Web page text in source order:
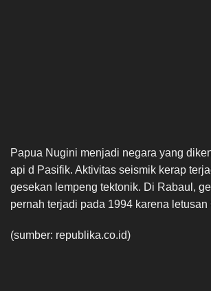
Papua Nugini menjadi negara yang
api d Pasifik. Aktivitas seismik kerap
gesekan lempeng tektonik. Di Rabaul,
pernah terjadi pada 1994 karena letusan
(sumber: republika.co.id)